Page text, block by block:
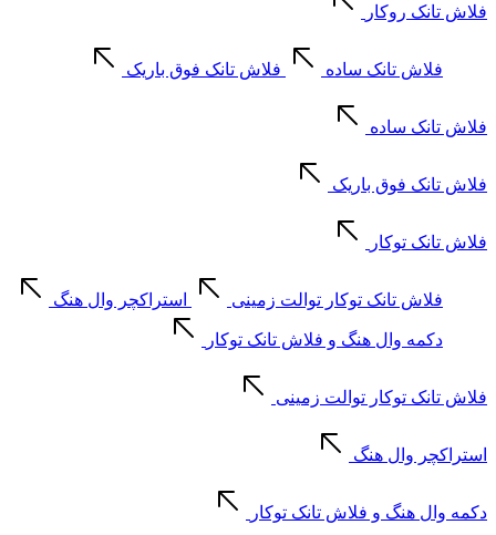
فلاش تانک روکار
فلاش تانک ساده فلاش تانک فوق باریک
فلاش تانک ساده
فلاش تانک فوق باریک
فلاش تانک توکار
فلاش تانک توکار توالت زمینی استراکچر وال هنگ
دکمه وال هنگ و فلاش تانک توکار
فلاش تانک توکار توالت زمینی
استراکچر وال هنگ
دکمه وال هنگ و فلاش تانک توکار